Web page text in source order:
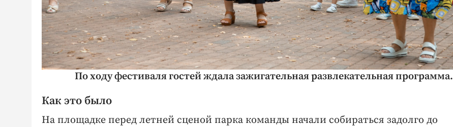
По ходу фестиваля гостей ждала зажигательная развлекательная программа.
Как это было
На площадке перед летней сценой парка команды начали собираться задолго до